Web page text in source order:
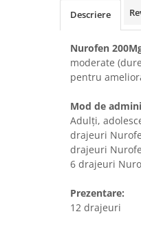
Descriere
Nurofen
moderate
pentru
Mod de
Adulți,
drajeuri
drajeuri
6 drajeuri
Prezentare:
12 drajeuri